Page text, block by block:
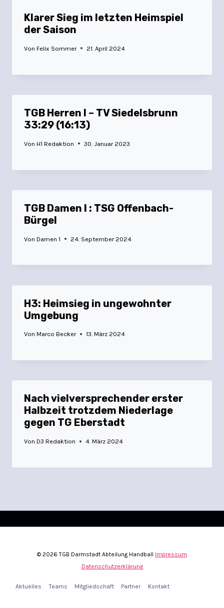
Klarer Sieg im letzten Heimspiel
der Saison
Von Felix Sommer 21. April 2024
TGB Herren I – TV Siedelsbrunn
33:29 (16:13)
Von H1 Redaktion 30. Januar 2023
TGB Damen I : TSG Offenbach-
Bürgel
Von Damen 1 24. September 2024
H3: Heimsieg in ungewohnter
Umgebung
Von Marco Becker 13. März 2024
Nach vielversprechender erster
Halbzeit trotzdem Niederlage
gegen TG Eberstadt
Von D3 Redaktion 4. März 2024
© 2026 TGB Darmstadt Abteilung Handball Impressum
Datenschutzerklärung
Aktuelles Teams Mitgliedschaft Partner Kontakt